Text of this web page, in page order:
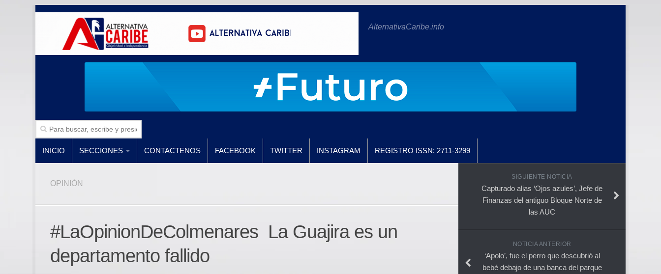
AlternativaCaribe.info
INICIO SECCIONES CONTACTENOS FACEBOOK TWITTER INSTAGRAM REGISTRO ISSN: 2711-3299
OPINIÓN
#LaOpinionDeColmenares La Guajira es un
departamento fallido
SIGUIENTE NOTICIA
Capturado alias ‘Ojos azules’, Jefe de
Finanzas del antiguo Bloque Norte de
las AUC
NOTICIA ANTERIOR
‘Apolo’, fue el perro que descubrió al
bebé debajo de una banca del parque